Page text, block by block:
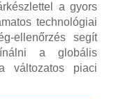
a gyors
technológiai
ellenőrzés segít
a globális
változatos piaci